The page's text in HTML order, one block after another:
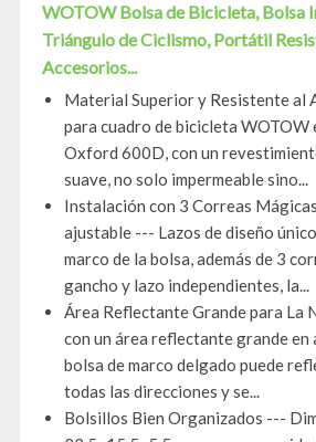
WOTOW Bolsa de Bicicleta, Bolsa
Triángulo de Ciclismo, Portátil
Accesorios...
Material Superior y Resistente al
para cuadro de bicicleta WOTOW
Oxford 600D, con un
suave, no solo impermeable sino...
Instalación con 3 Correas
ajustable --- Lazos de diseño
marco de la bolsa, además de 3
gancho y lazo independientes, la...
Área Reflectante Grande para La
con un área reflectante grande en
bolsa de marco delgado puede
todas las direcciones y se...
Bolsillos Bien Organizados ---